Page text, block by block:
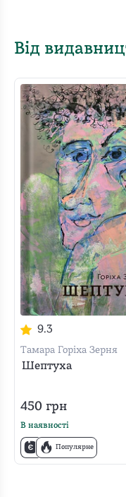
Від
9.3
Тамара Горіха Зерня
Шептуха
450 грн
В наявності
Популярне